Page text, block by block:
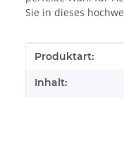
Sie in dieses
Wert
Produktart:
Inhalt: